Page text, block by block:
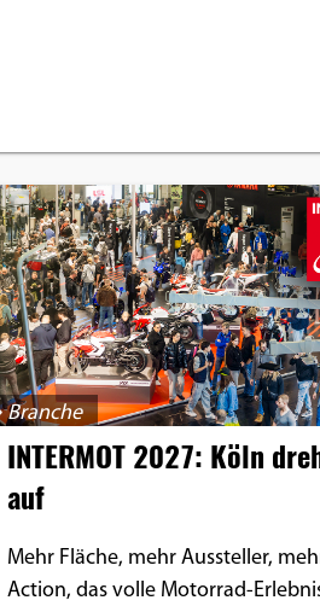
Branche
INTERMOT 2027: Köln
auf
Mehr Fläche, mehr Aussteller,
Action, das volle Motorrad-